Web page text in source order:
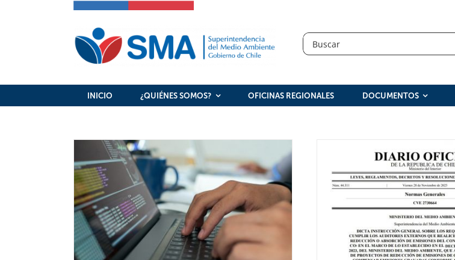
Search
for:
INICIO ¿QUIÉNES SOMOS? OFICINAS REGIONALES DOCUMENTOS